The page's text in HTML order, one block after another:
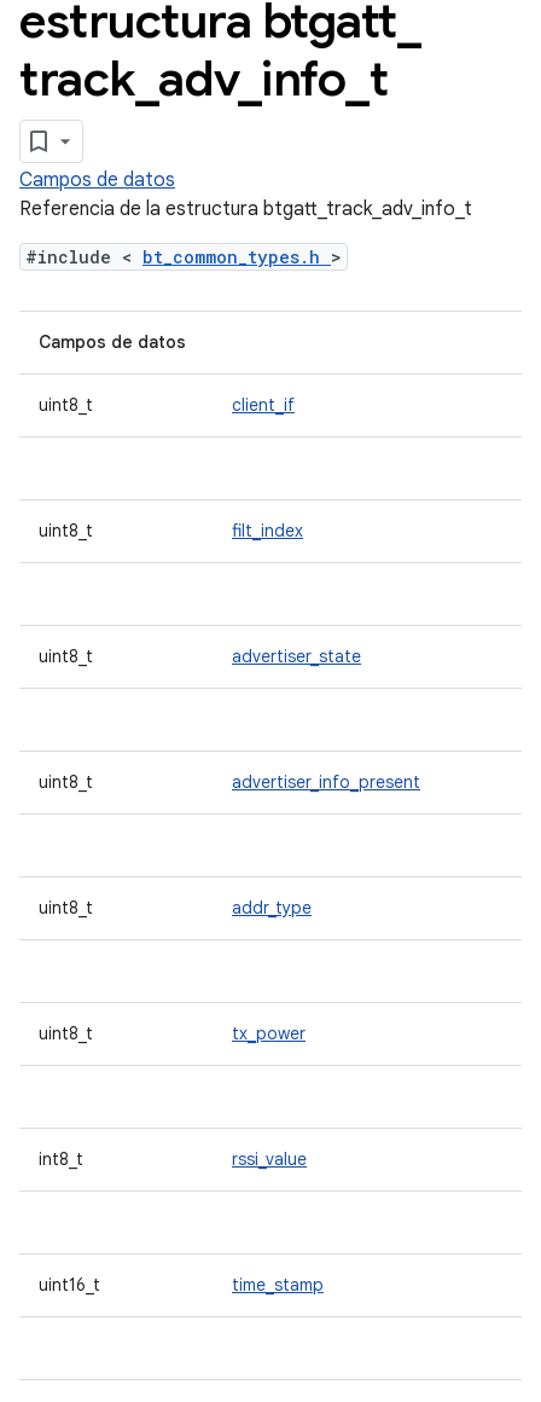
estructura btgatt
track_ adv_ info t
Campos de datos
Referencia de la estructura btgatt_track_adv_info_t
#include < bt_common_types.h >
Campos de datos
uint8_t client_if
uint8_t filt_index
uint8_t advertiser_state
uint8_t advertiser_info_present
uint8_t addr_type
uint8_t tx_power
int8_t rssi_value
uint16_t time_stamp